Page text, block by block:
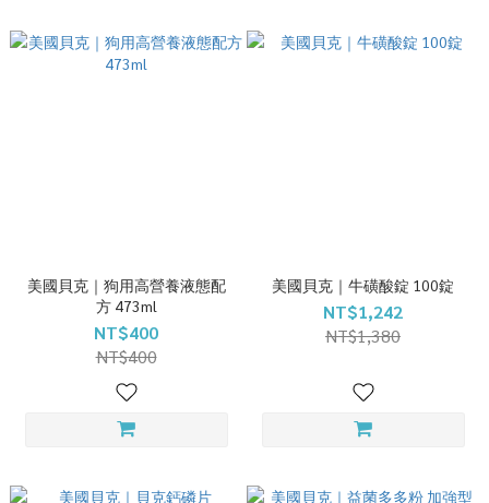
美國貝克｜狗用高營養液態配
方 473ml
NT$400
NT$400
美國貝克｜牛磺酸錠 100錠
NT$1,242
NT$1,380